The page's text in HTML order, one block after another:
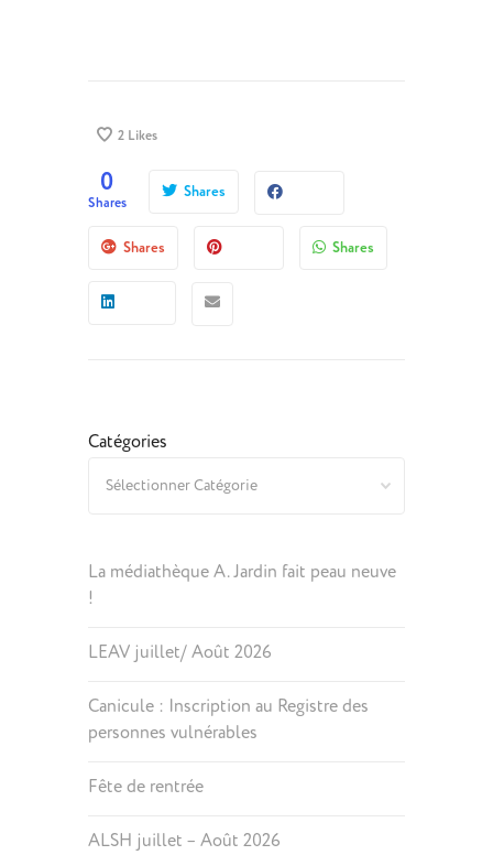
2Likes
0
Shares
Shares
Shares Shares
Catégories
La médiathèque A. Jardin fait peau neuve
!
LEAV juillet/ Août 2026
Canicule : Inscription au Registre des
personnes vulnérables
Fête de rentrée
ALSH juillet – Août 2026